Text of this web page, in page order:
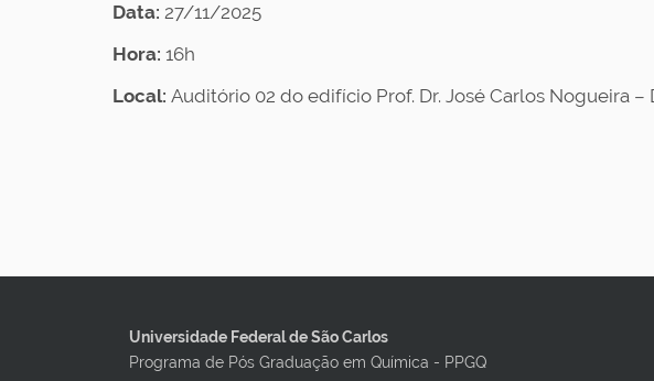
Data: 27/11/2025
Hora: 16h
Local: Auditório 02 do edifício Prof. Dr. José Carlos Nogueira
Universidade Federal de São Carlos
Programa de Pós Graduação em Química - PPGQ